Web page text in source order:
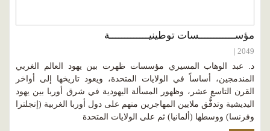
مؤســــــــــــسات توطينيـــــــــــــة
2049 |
د. عبد الوهاب المسيري مؤسسات ظهرت بين يهود العالم الغربي
المندمجين، أساساً في الولايات المتحدة، ويعود تاريخها إلى أواخر
القرن التاسع عشر، وظهور المسألة اليهودية في شرق أوربا بين يهود
اليديشية وتدفُّق ملايين المهاجرين منهم على دول أوربا الغربية (إنجلترا
وفرنسا) ووسطها (ألمانيا) ثم على الولايات المتحدة